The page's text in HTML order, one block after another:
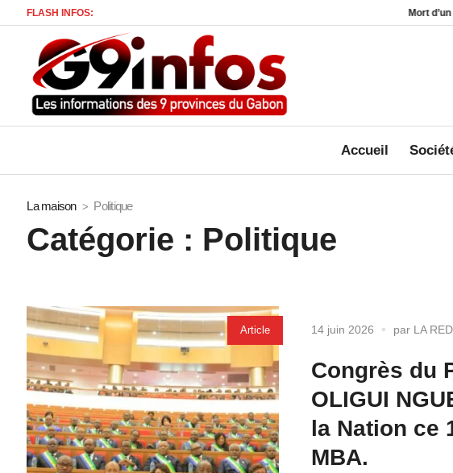
FLASH INFOS: Mort d’un enfant à
Accueil
La maison Politique
Catégorie : Politique
Article 14 juin 2026 par LA
Congrès du
OLIGUI
la Nation ce
MBA.